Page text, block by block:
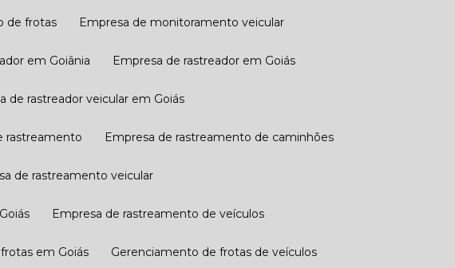
de frotas Empresa de monitoramento veicular
em Goiânia Empresa de rastreador em Goiás
de rastreador veicular em Goiás
rastreamento Empresa de rastreamento de caminhões
de rastreamento veicular
Empresa de rastreamento de veículos
em Goiás Gerenciamento de frotas de veículos